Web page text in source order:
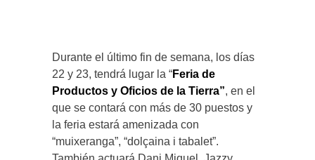
Durante el último fin de semana, los días
22 y 23, tendrá lugar la “Feria de
Productos y Oficios de la Tierra”, en el
que se contará con más de 30 puestos y
la feria estará amenizada con
“muixeranga”, “dolçaina i tabalet”.